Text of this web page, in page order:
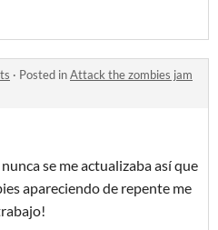
· Posted inAttack the zombies jam
se me actualizaba así que
apareciendo de repente me